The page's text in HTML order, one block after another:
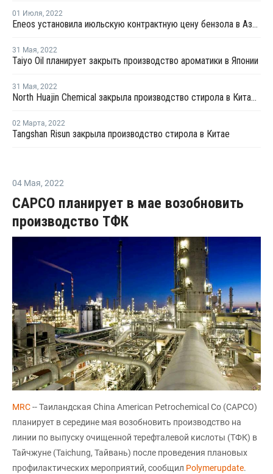
01 Июля, 2022
Eneos установила июльскую контрактную цену бензола в Азии на уровне USD1 290 за тонну
31 Мая, 2022
Taiyo Oil планирует закрыть производство ароматики в Японии
31 Мая, 2022
North Huajin Chemical закрыла производство стирола в Китае на профилактику
02 Марта, 2022
Tangshan Risun закрыла производство стирола в Китае
04 Мая, 2022
CAPCO планирует в мае возобновить
производство ТФК
MRC-- Таиландская China American Petrochemical Co (CAPCO)
планирует в середине мая возобновить производство на
линии по выпуску очищенной терефталевой кислоты (ТФК) в
Тайчжуне (Taichung, Тайвань) после проведения плановых
профилактических мероприятий, сообщил Polymerupdate.